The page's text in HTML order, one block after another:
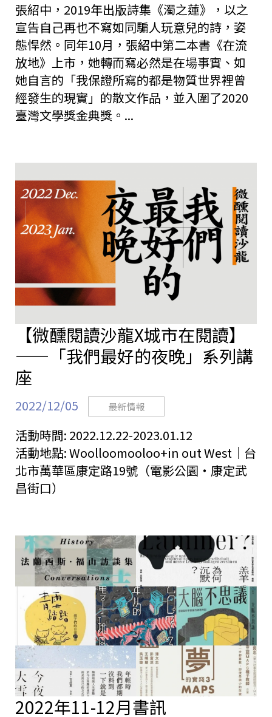
張紹中，2019年出版詩集《濁之蓮》，以之
宣告自己再也不寫如同騙人玩意兒的詩，姿
態悍然。同年10月，張紹中第二本書《在流
放地》上市，她轉而寫必然是在場事實、如
她自言的「我保證所寫的都是物質世界裡曾
經發生的現實」的散文作品，並入圍了2020
臺灣文學獎金典獎。...
【微醺閱讀沙龍X城市在閱讀】
——「我們最好的夜晚」系列講
座
2022/12/05 最新情報
活動時間: 2022.12.22-2023.01.12
活動地點:Woolloomooloo+in out West｜台
北市萬華區康定路19號（電影公園・康定武
昌街口）
2022年11-12月書訊